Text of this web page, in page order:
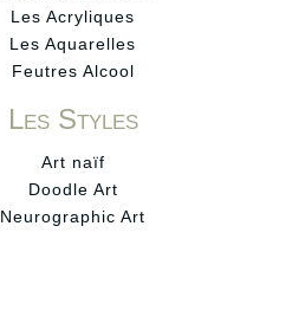
Les Acryliques
Les Aquarelles
Feutres Alcool
Les Styles
Art naïf
Doodle Art
Neurographic Art